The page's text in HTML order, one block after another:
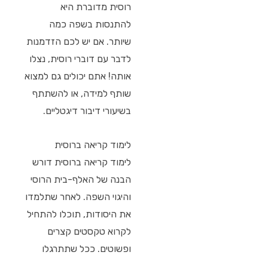
רוסית מדוברת היא
להתנסות בשפה כמה
שיותר. אם יש לכם הזדמנות
לדבר עם דוברי רוסית, נצלו
אותה! אתם יכולים גם למצוא
שותף למידה, או להשתתף
בשיעורי דיבור דיגטליים.
לימוד קריאה ברוסית
לימוד קריאה ברוסית דורש
הבנה של האלף-בית הרוסי
והיגוי השפה. לאחר שתלמדו
את היסודות, תוכלו להתחיל
לקרוא טקסטים קצרים
ופשוטים. ככל שתתרגלו